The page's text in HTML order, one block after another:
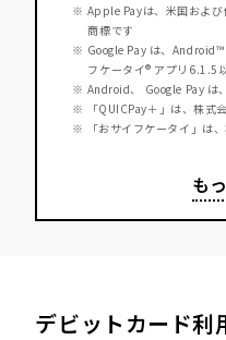
※ Apple Payは、米国およ
商標です
※ Google Pay は、
フケータイ® アプリ6.1.5
※ Android、 Google Pay は
※ 「QUICPay＋」は、株式
※ 「おサイフケータイ」は
デビットカード利